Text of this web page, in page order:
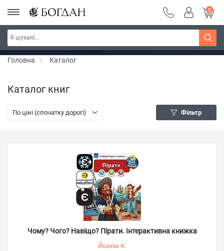
РОЗПРОДАЖ ~ 150 грн ~ 200 грн ~ 250 грн ~
300 грн ~ РОЗПРОДАЖ
Дізнатись більше
0
Головна Каталог
Каталог книг
По ціні (спочатку дорогі) Фільтр
Чому? Чого? Навіщо? Пірати. Інтерактивна книжка
Йоахім К.